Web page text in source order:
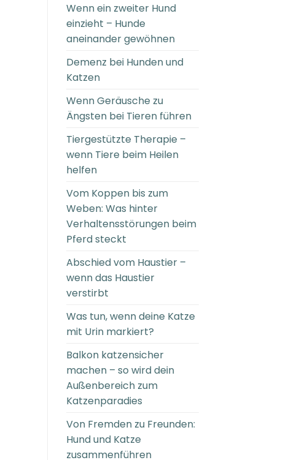
Wenn ein zweiter Hund
einzieht – Hunde
aneinander gewöhnen
Demenz bei Hunden und
Katzen
Wenn Geräusche zu
Ängsten bei Tieren führen
Tiergestützte Therapie –
wenn Tiere beim Heilen
helfen
Vom Koppen bis zum
Weben: Was hinter
Verhaltensstörungen beim
Pferd steckt
Abschied vom Haustier –
wenn das Haustier
verstirbt
Was tun, wenn deine Katze
mit Urin markiert?
Balkon katzensicher
machen – so wird dein
Außenbereich zum
Katzenparadies
Von Fremden zu Freunden:
Hund und Katze
zusammenführen